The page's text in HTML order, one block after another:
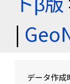
|
データ作成